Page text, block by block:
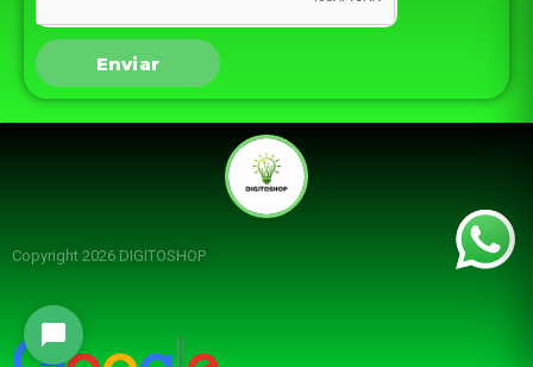
Enviar
Copyright 2026 DIGITOSHOP